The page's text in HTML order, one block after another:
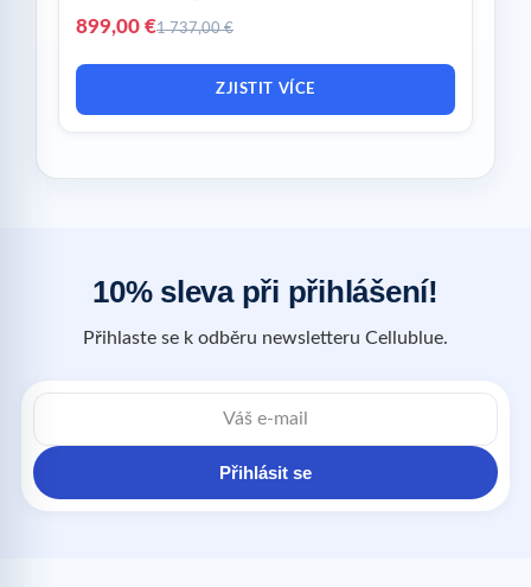
899,00 €1 737,00 €
ZJISTIT VÍCE
10% sleva při přihlášení!
Přihlaste se k odběru newsletteru Cellublue.
Přihlásit se